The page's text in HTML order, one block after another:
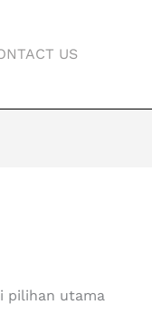
US
pilihan utama